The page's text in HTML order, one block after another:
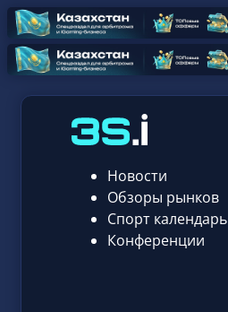
Новости
Обзоры рынков
Спорт календарь
Конференции